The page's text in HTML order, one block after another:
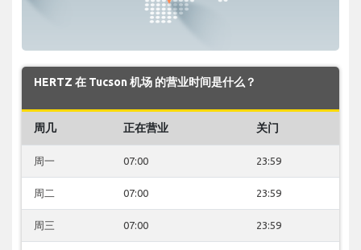
HERTZ 在 Tucson 机场 的营业时间是什么？
周几 正在营业 关门
周一 07:00 23:59
周二 07:00 23:59
周三 07:00 23:59